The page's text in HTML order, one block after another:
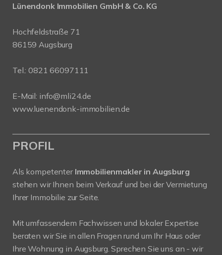
Lünendonk Immobilien GmbH & Co. KG
Hochfeldstraße 71
86159 Augsburg
Tel.: 0821 66097111
E-Mail: info@mli24.de
www.luenendonk-immobilien.de
PROFIL
Als kompetenter Immobilienmakler in Augsburg
stehen wir Ihnen beim Verkauf und bei der Vermietung
Ihrer Immobilie zur Seite.
Mit umfassendem Fachwissen und lokaler Expertise
beraten wir Sie in allen Fragen rund um Ihr Haus oder
Ihre Wohnung in Augsburg. Sprechen Sie uns an - wir